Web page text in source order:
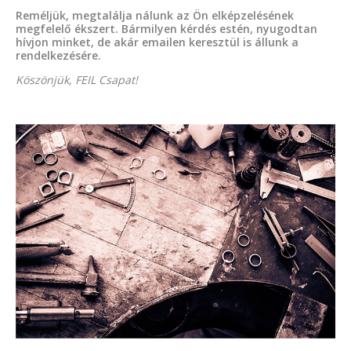
Reméljük, megtalálja nálunk az Ön elképzelésének
megfelelő ékszert. Bármilyen kérdés estén, nyugodtan
hívjon minket, de akár emailen keresztül is állunk a
rendelkezésére.
Köszönjük, FEIL Csapat!